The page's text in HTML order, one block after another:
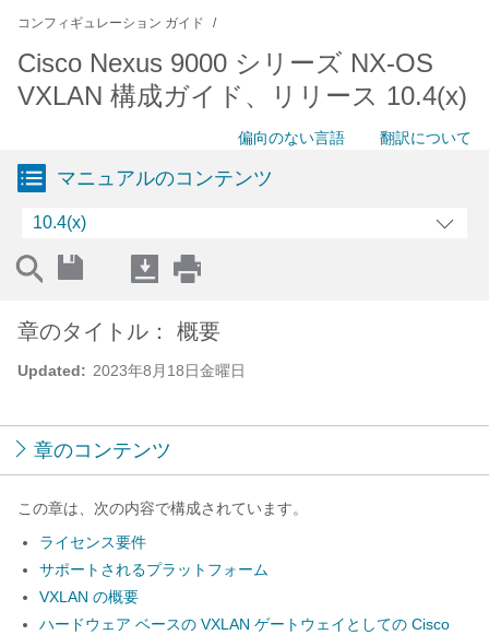
コンフィギュレーション ガイド
Cisco Nexus 9000 シリーズ NX-OS
VXLAN 構成ガイド、リリース 10.4(x)
偏向のない言語 翻訳について
マニュアルのコンテンツ
10.4(x)
Updated: 2023年8月18日金曜日
章のタイトル： 概要
章のコンテンツ
この章は、次の内容で構成されています。
ライセンス要件
サポートされるプラットフォーム
VXLAN の概要
ハードウェア ベースの VXLAN ゲートウェイとしての Cisco